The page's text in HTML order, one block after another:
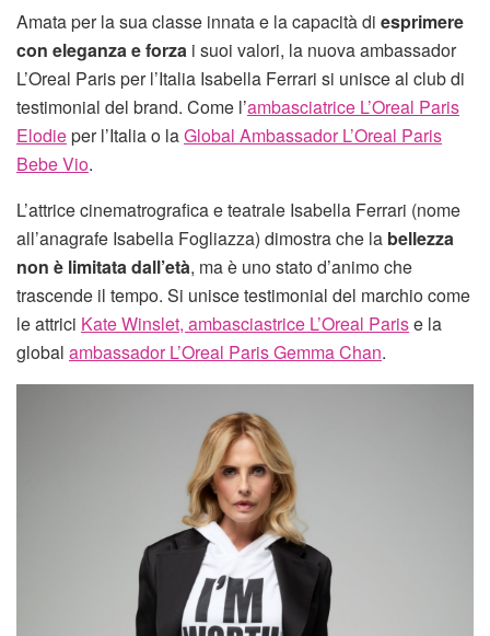
Amata per la sua classe innata e la capacità di esprimere
con eleganza e forza i suoi valori, la nuova ambassador
L’Oreal Paris per l’Italia Isabella Ferrari si unisce al club di
testimonial del brand. Come l’ambasciatrice L’Oreal Paris
Elodieper l’Italia o laGlobal Ambassador L’Oreal Paris
Bebe Vio.
L’attrice cinematrografica e teatrale Isabella Ferrari (nome
all’anagrafe Isabella Fogliazza) dimostra che la bellezza
non è limitata dall’età, ma è uno stato d’animo che
trascende il tempo. Si unisce testimonial del marchio come
le attrici Kate Winslet, ambasciastrice L’Oreal Parise la
global ambassador L’Oreal Paris Gemma Chan.